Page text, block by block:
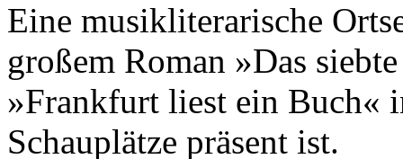
Eine musikliterarische
großem Roman »Das
»Frankfurt liest ein Buch«
Schauplätze präsent ist.